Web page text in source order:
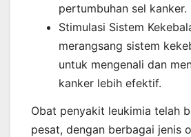
pertumbuhan sel kanker.
Stimulasi Sistem
merangsang sistem
untuk mengenali dan
kanker lebih efektif.
Obat penyakit leukimia telah
pesat, dengan berbagai jenis